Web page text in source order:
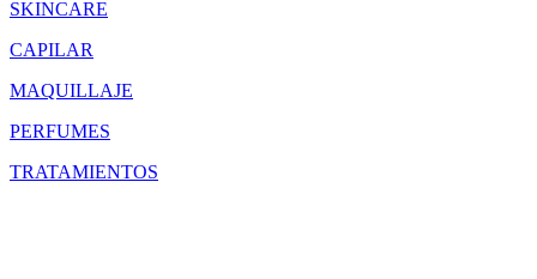
SKINCARE
CAPILAR
MAQUILLAJE
PERFUMES
TRATAMIENTOS